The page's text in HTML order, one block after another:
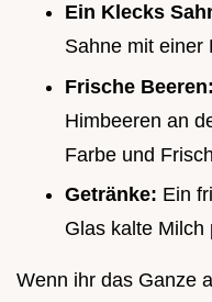
Ein Klecks
Sahne mit einer
Frische Beeren:
Himbeeren an
Farbe und
Getränke: Ein
Glas kalte Milch
Wenn ihr das Ganze